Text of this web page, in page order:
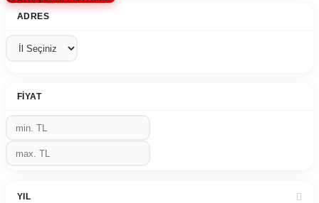
ADRES
FIYAT
YIL